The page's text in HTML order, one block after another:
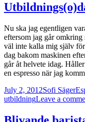
Nu ska jag egentligen
eftersom jag går omkring
väl inte kalla mig själv
dag bakom maskinen
går åt helvete idag.
en espresso när jag
Posted
on
July 2, 2012Author
Sofi Säger
utbildningLeave a